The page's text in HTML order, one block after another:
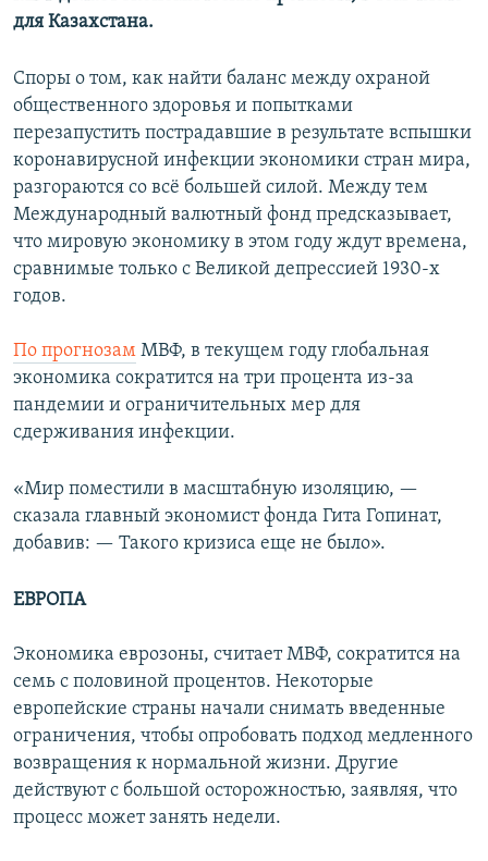
для Казахстана.
Споры о том, как найти баланс между охраной
общественного здоровья и попытками
перезапустить пострадавшие в результате вспышки
коронавирусной инфекции экономики стран мира,
разгораются со всё большей силой. Между тем
Международный валютный фонд предсказывает,
что мировую экономику в этом году ждут времена,
сравнимые только с Великой депрессией 1930-х
годов.
По прогнозам МВФ, в текущем году глобальная
экономика сократится на три процента из-за
пандемии и ограничительных мер для
сдерживания инфекции.
«Мир поместили в масштабную изоляцию, —
сказала главный экономист фонда Гита Гопинат,
добавив: — Такого кризиса еще не было».
ЕВРОПА
Экономика еврозоны, считает МВФ, сократится на
семь с половиной процентов. Некоторые
европейские страны начали снимать введенные
ограничения, чтобы опробовать подход медленного
возвращения к нормальной жизни. Другие
действуют с большой осторожностью, заявляя, что
процесс может занять недели.